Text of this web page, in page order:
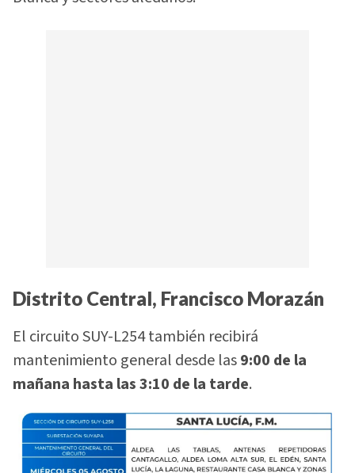
Distrito Central, Francisco Morazán
El circuito SUY-L254 también recibirá
mantenimiento general desde las9:00 de la
mañana hasta las 3:10 de la tarde.